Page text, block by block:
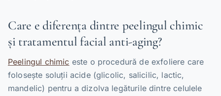
Care e diferența dintre peelingul chimic
și tratamentul facial anti-aging?
Peelingul chimic este o procedură de exfoliere care
folosește soluții acide (glicolic, salicilic, lactic,
mandelic) pentru a dizolva legăturile dintre celulele